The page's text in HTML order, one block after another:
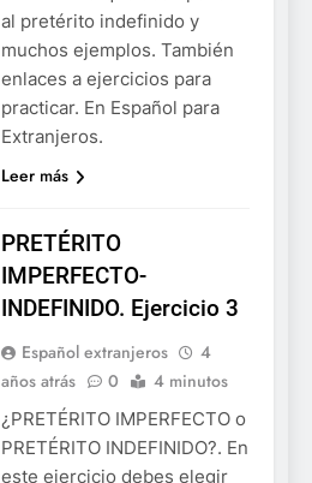
al pretérito indefinido y
muchos ejemplos. También
enlaces a ejercicios para
practicar. En Español para
Extranjeros.
Leer más
PRETÉRITO
IMPERFECTO-
INDEFINIDO. Ejercicio 3
Español extranjeros
4
años atrás
0 4 minutos
¿PRETÉRITO IMPERFECTO o
PRETÉRITO INDEFINIDO?. En
este ejercicio debes elegir